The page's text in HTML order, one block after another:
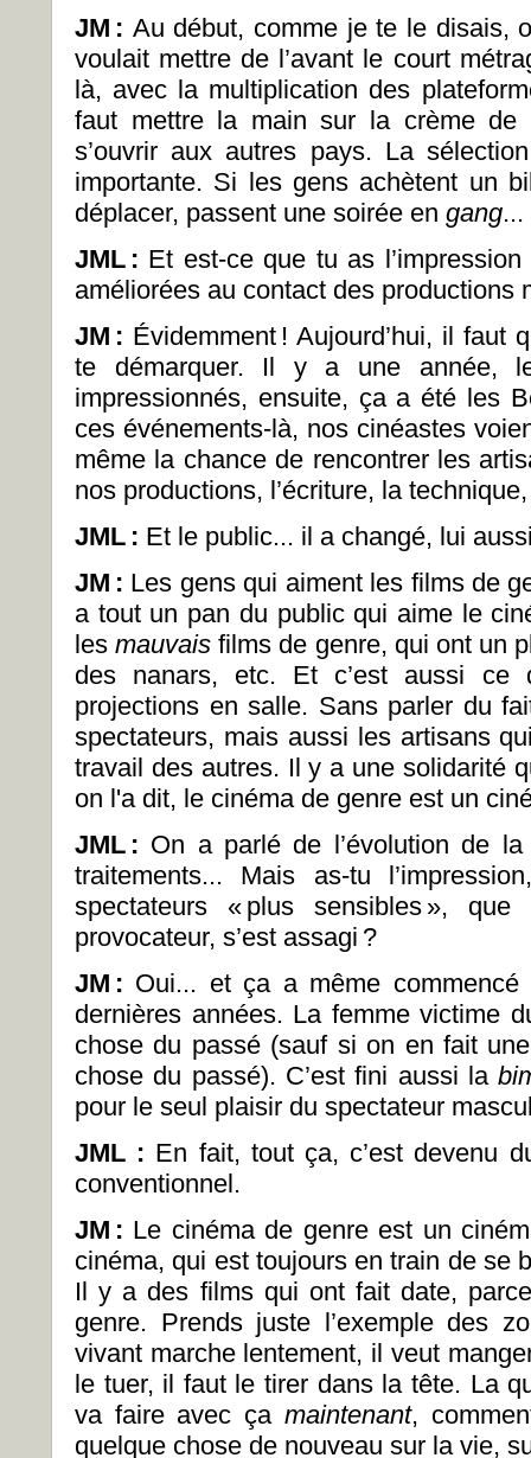
JM : Au début, comme je te le disais,
voulait mettre de l’avant le court
là, avec la multiplication des
faut mettre la main sur la crème
s’ouvrir aux autres pays. La
importante. Si les gens achètent un
déplacer, passent une soirée en gang
JML : Et est-ce que tu as
améliorées au contact des productions
JM : Évidemment ! Aujourd’hui, il faut
te démarquer. Il y a une année,
impressionnés, ensuite, ça a été les
ces événements-là, nos cinéastes
même la chance de rencontrer les
nos productions, l’écriture, la
JML : Et le public... il a changé, lui
JM : Les gens qui aiment les films de
a tout un pan du public qui aime le
lesmauvais films de genre, qui ont un
des nanars, etc. Et c’est aussi ce
projections en salle. Sans parler du
spectateurs, mais aussi les artisans
travail des autres. Il y a une solidarité
on l'a dit, le cinéma de genre est un
JML : On a parlé de l’évolution de
traitements... Mais as-tu
spectateurs « plus sensibles », que
provocateur, s’est assagi ?
JM : Oui... et ça a même commencé
dernières années. La femme victime
chose du passé (sauf si on en fait
chose du passé). C’est fini aussi la
pour le seul plaisir du spectateur
JML : En fait, tout ça, c’est devenu
conventionnel.
JM : Le cinéma de genre est un
cinéma, qui est toujours en train de se
Il y a des films qui ont fait date,
genre. Prends juste l’exemple des
vivant marche lentement, il veut
le tuer, il faut le tirer dans la tête. La
va faire avec ça maintenant,
quelque chose de nouveau sur la vie,